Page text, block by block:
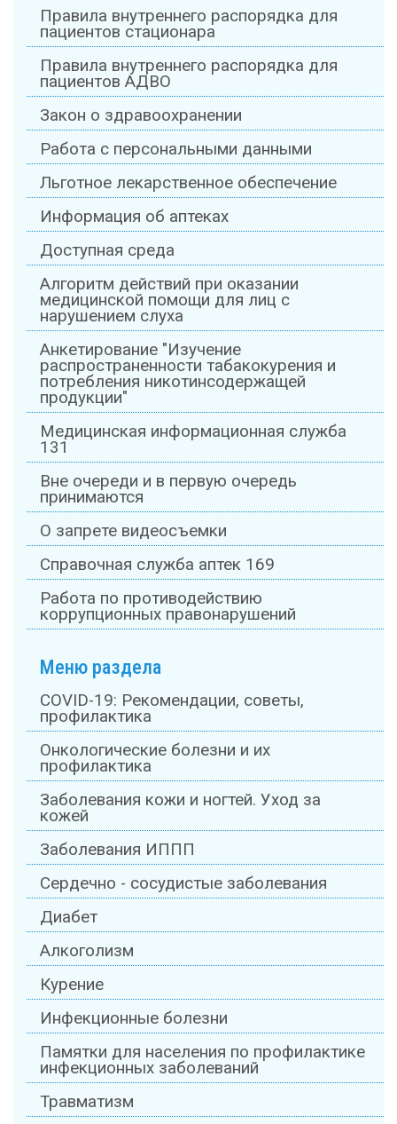
Правила внутреннего распорядка для
пациентов стационара
Правила внутреннего распорядка для
пациентов АДВО
Закон о здравоохранении
Работа с персональными данными
Льготное лекарственное обеспечение
Информация об аптеках
Доступная среда
Алгоритм действий при оказании
медицинской помощи для лиц с
нарушением слуха
Анкетирование "Изучение
распространенности табакокурения и
потребления никотинсодержащей
продукции"
Медицинская информационная служба
131
Вне очереди и в первую очередь
принимаются
О запрете видеосъемки
Справочная служба аптек 169
Работа по противодействию
коррупционных правонарушений
Меню раздела
COVID-19: Рекомендации, советы,
профилактика
Онкологические болезни и их
профилактика
Заболевания кожи и ногтей. Уход за
кожей
Заболевания ИППП
Сердечно - сосудистые заболевания
Диабет
Алкоголизм
Курение
Инфекционные болезни
Памятки для населения по профилактике
инфекционных заболеваний
Травматизм